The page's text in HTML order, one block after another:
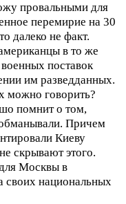
провальными для
перемирие на 30
далеко не факт.
в то же
поставок
им разведданных.
можно говорить?
помнит о том,
Причем
Киеву
скрывают этого.
Москвы в
своих национальных